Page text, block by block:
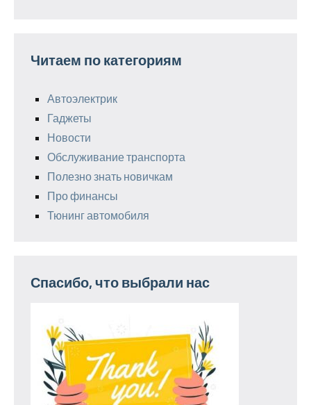
Читаем по категориям
Автоэлектрик
Гаджеты
Новости
Обслуживание транспорта
Полезно знать новичкам
Про финансы
Тюнинг автомобиля
Спасибо, что выбрали нас